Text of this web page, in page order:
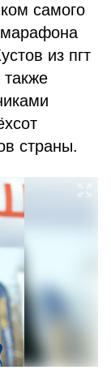
самого
марафона
из пгт
страны.